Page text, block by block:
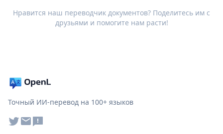
Нравится наш переводчик документов? Поделитесь им с
друзьями и помогите нам расти!
Точный ИИ-перевод на 100+ языков